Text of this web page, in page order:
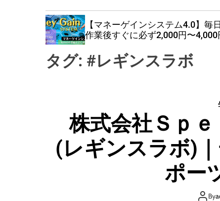
【マネーゲインシステム4.0】毎
作業後すぐに必ず2,000円〜4,000
タグ: #レギンスラボ
株式会社Ｓｐ
(レギンスラボ)
ポー
By